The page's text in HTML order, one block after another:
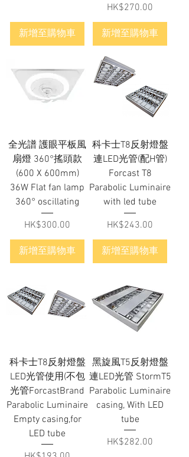
新增至購物車
價格
HK$270.00
新增至購物車
全光譜 護眼平板風
扇燈 360°搖頭款
(600 X 600mm)
36W Flat fan lamp
360° oscillating
價格
HK$300.00
新增至購物車
科卡士T8反射燈盤
連LED光管(配H管)
Forcast T8
Parabolic Luminaire
with led tube
價格
HK$243.00
新增至購物車
科卡士T8反射燈盤
LED光管使用(不包
光管ForcastBrand
Parabolic Luminaire
Empty casing,for
LED tube
黑旋風T5反射燈盤
連LED光管 StormT5
Parabolic Luminaire
casing, With LED
tube
價格
HK$282.00